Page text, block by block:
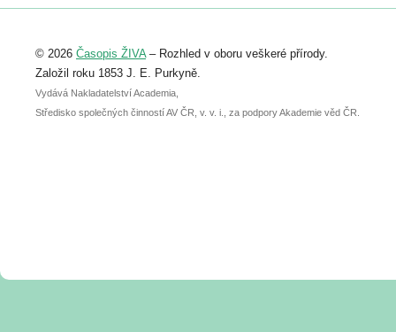
Registrovat se můžete do 6. září.
abstraktu přihlášené přednášky nebo
posteru je už 30. června.
© 2026 Časopis ŽIVA– Rozhled v oboru veškeré přírody.
Založil roku 1853 J. E. Purkyně.
Vydává Nakladatelství Academia,
Středisko společných činností AV ČR, v. v. i., za podpory Akademie věd ČR.